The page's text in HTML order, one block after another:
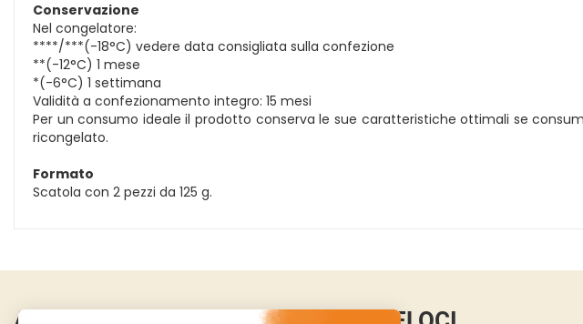
Conservazione
Nel congelatore:
****/***(-18°C) vedere data consigliata sulla confezione
**(-12°C) 1 mese
*(-6°C) 1 settimana
Validità a confezionamento integro: 15 mesi
Per un consumo ideale il prodotto conserva le sue caratteristiche ottimali se
ricongelato.
Formato
Scatola con 2 pezzi da 125 g.